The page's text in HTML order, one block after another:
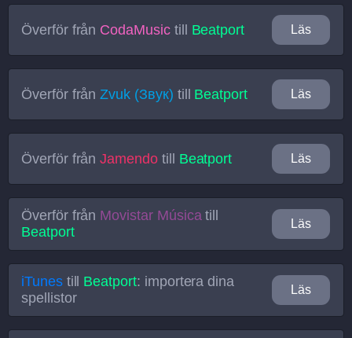
Överför från CodaMusictill Beatport Läs
Överför frånZvuk (Звук) till Beatport Läs
Överför frånJamendotill Beatport Läs
Överför från Movistar Músicatill
Beatport
Läs
iTunestill Beatport: importera dina
spellistor
Läs